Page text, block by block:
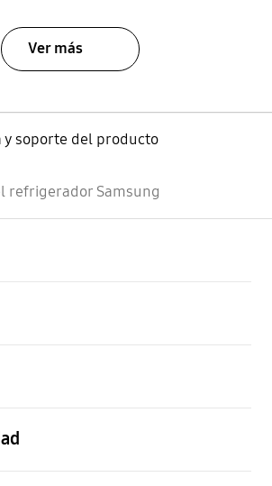
Ver más
y soporte del producto
refrigerador Samsung